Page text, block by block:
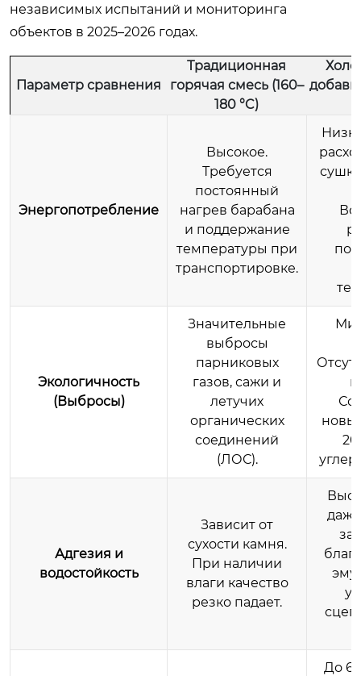
независимых испытаний и мониторинга
объектов в 2025–2026 годах.
Параметр сравнения
Традиционная
горячая смесь (160–
180 °C)
Энергопотребление
Высокое.
Требуется
постоянный
нагрев барабана
и поддержание
температуры при
транспортировке.
Экологичность
(Выбросы)
Значительные
выбросы
парниковых
газов, сажи и
летучих
органических
соединений
(ЛОС).
Адгезия и
водостойкость
Зависит от
сухости камня.
При наличии
влаги качество
резко падает.
До